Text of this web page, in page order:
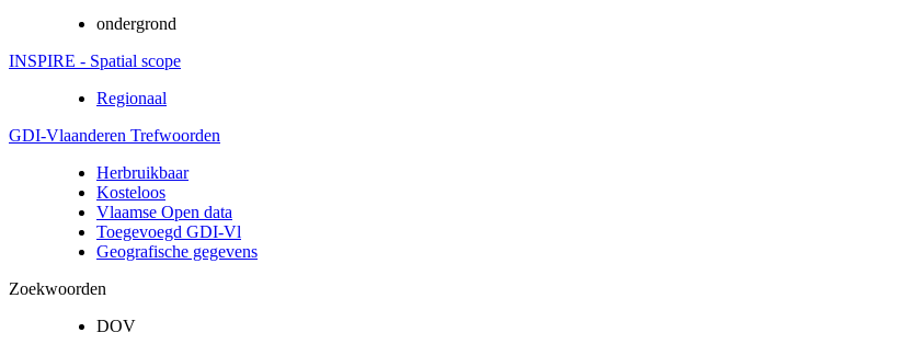
ondergrond
INSPIRE - Spatial scope
Regionaal
GDI-Vlaanderen Trefwoorden
Herbruikbaar
Kosteloos
Vlaamse Open data
Toegevoegd GDI-Vl
Geografische gegevens
Zoekwoorden
DOV